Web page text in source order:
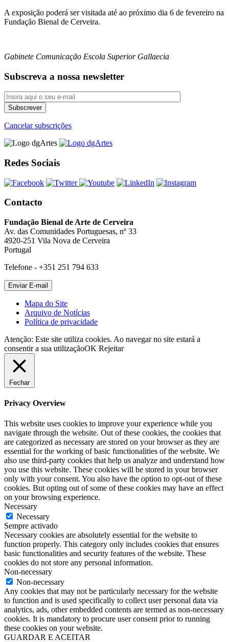
A exposição poderá ser visitada até ao próximo dia 6 de fevereiro na
Fundação Bienal de Cerveira.
Gabinete Comunicação Escola Superior Gallaecia
Subscreva a nossa newsletter
Cancelar subscrições
Redes Sociais
Contacto
Fundação Bienal de Arte de Cerveira
Av. das Comunidades Portuguesas, nº 33
4920-251 Vila Nova de Cerveira
Portugal
Telefone - +351 251 794 633
Mapa do Site
Arquivo de Notícias
Política de privacidade
Atenção: Este site utiliza cookies. Ao navegar no site estará a
consentir a sua utilizaçãoOK Rejeitar
Fechar
Privacy Overview
This website uses cookies to improve your experience while you
navigate through the website. Out of these cookies, the cookies that
are categorized as necessary are stored on your browser as they are
essential for the working of basic functionalities of the website. We
also use third-party cookies that help us analyze and understand how
you use this website. These cookies will be stored in your browser
only with your consent. You also have the option to opt-out of these
cookies. But opting out of some of these cookies may have an effect
on your browsing experience.
Necessary
Necessary
Sempre activado
Necessary cookies are absolutely essential for the website to
function properly. This category only includes cookies that ensures
basic functionalities and security features of the website. These
cookies do not store any personal information.
Non-necessary
Non-necessary
Any cookies that may not be particularly necessary for the website
to function and is used specifically to collect user personal data via
analytics, ads, other embedded contents are termed as non-necessary
cookies. It is mandatory to procure user consent prior to running
these cookies on your website.
GUARDAR E ACEITAR